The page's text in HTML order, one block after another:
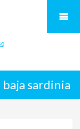
baja sardinia